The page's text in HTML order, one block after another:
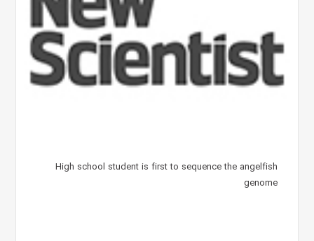
High school student is first to sequence the angelfish
genome